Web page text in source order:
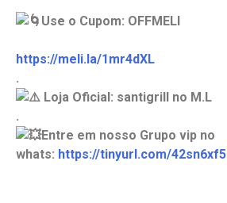
Use o Cupom: OFFMELI
https://meli.la/1mr4dXL
.
Loja Oficial: santigrill no M.L
.
Entre em nosso Grupo vip no
whats: https://tinyurl.com/42sn6xf5